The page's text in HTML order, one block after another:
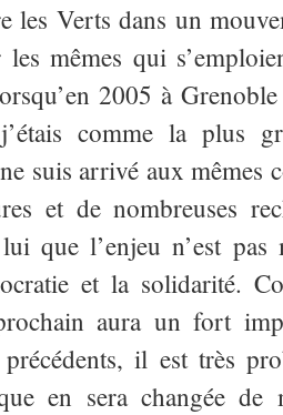
les Verts dans un
mêmes qui
2005 à
comme la plus
suis arrivé aux mêmes
et de nombreuses
que l’enjeu n’est
et la solidarité.
aura un fort
il est très
en sera changée de